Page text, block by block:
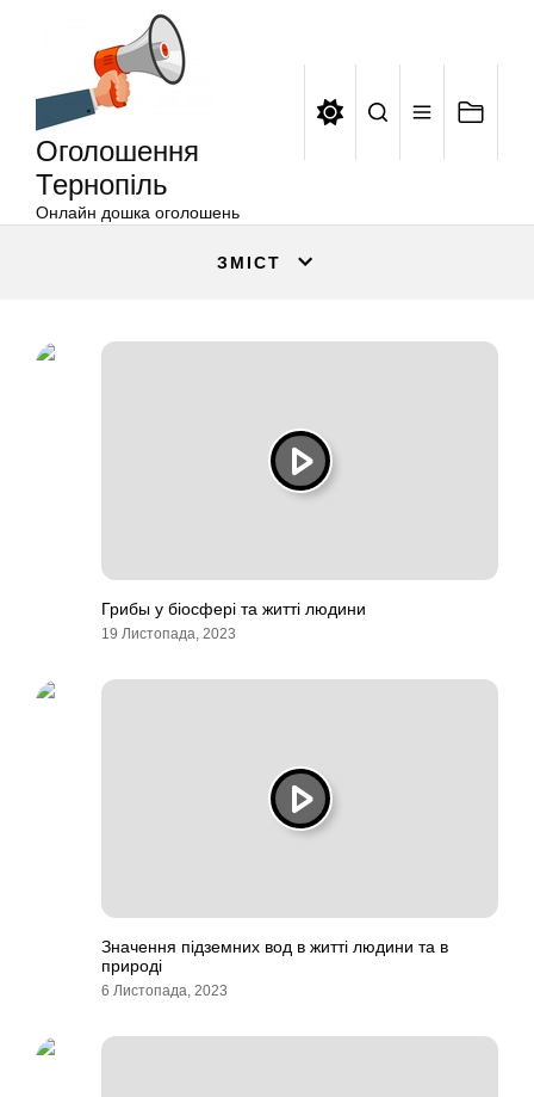
Оголошення
Тернопіль
Онлайн дошка оголошень
ЗМІСТ
Грибы у біосфері та житті людини
19 Листопада, 2023
Значення підземних вод в житті людини та в
природі
6 Листопада, 2023